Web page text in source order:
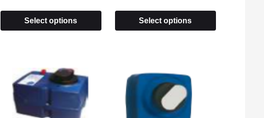
Select options Select options